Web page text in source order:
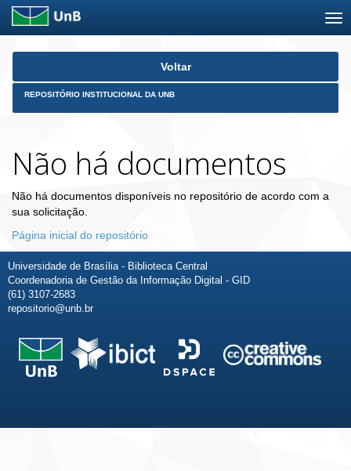
Skip
Voltar
REPOSITÓRIO INSTITUCIONAL DA UNB
Não há documentos
Não há documentos disponíveis no repositório de acordo com a
sua solicitação.
Página inicial do repositório
Universidade de Brasília - Biblioteca Central
Coordenadoria de Gestão da Informação Digital - GID
(61) 3107-2683
repositorio@unb.br